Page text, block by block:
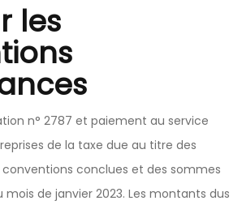
les
n° 2787 et paiement au service
de la taxe due au titre des
conclues et des sommes
de janvier 2023. Les montants dus